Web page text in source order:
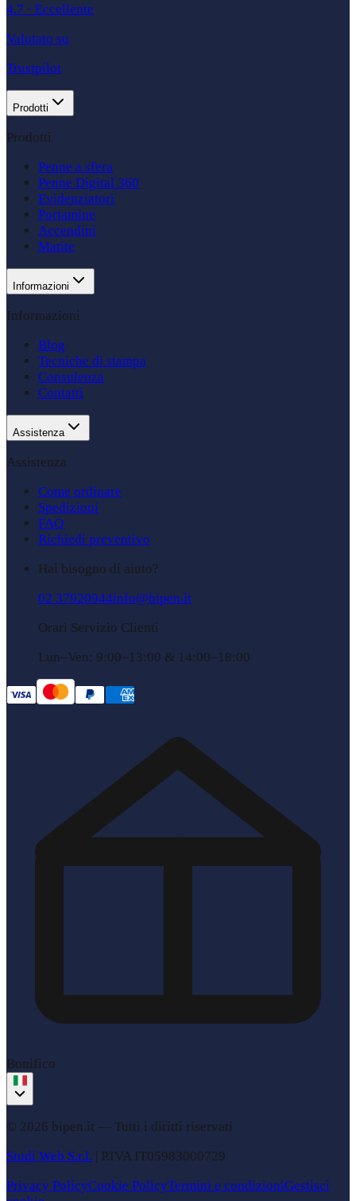
4.7 · Eccellente
Valutato su
Trustpilot
Prodotti
Prodotti
Penne a sfera
Penne Digital 360
Evidenziatori
Portamine
Accendini
Matite
Informazioni
Informazioni
Blog
Tecniche di stampa
Consulenza
Contatti
Assistenza
Assistenza
Come ordinare
Spedizioni
FAQ
Richiedi preventivo
Hai bisogno di aiuto?
02 37920944info@bipen.it
Orari Servizio Clienti
Lun–Ven: 9:00–13:00 & 14:00–18:00
Bonifico
© 2026 bipen.it — Tutti i diritti riservati
Studi Web S.r.l. | P.IVA IT05983000729
Privacy PolicyCookie PolicyTermini e condizioniGestisci